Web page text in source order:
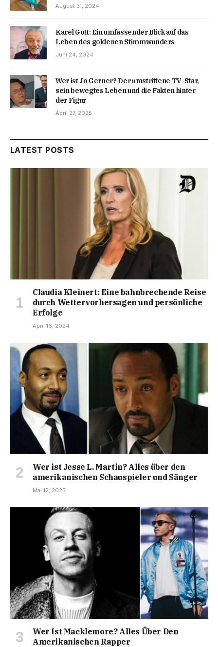
August 31, 2024
Karel Gott: Ein umfassender Blick auf das
Leben des goldenen Stimmwunders
Juni 24, 2024
Wer ist Jo Gerner? Der umstrittene TV-Star,
sein bewegtes Leben und die Fakten hinter
der Figur
April 27, 2025
LATEST POSTS
Claudia Kleinert: Eine bahnbrechende Reise
durch Wettervorhersagen und persönliche
Erfolge
April 16, 2024
Wer ist Jesse L. Martin? Alles über den
amerikanischen Schauspieler und Sänger
Mai 12, 2025
Wer Ist Macklemore? Alles Über Den
Amerikanischen Rapper